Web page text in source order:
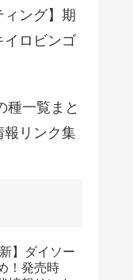
ィング】期
イロビンゴ
種一覧まと
報リンク集
】ダイソー
！発売時